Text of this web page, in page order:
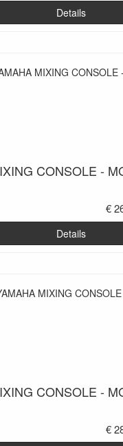
Details
CONSOLE -
€
Details
CONSOLE -
€